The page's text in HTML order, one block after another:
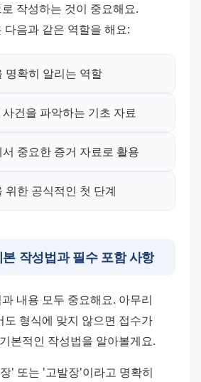
작성하는 것이 중요해요.
다음과 같은 역할을 해요:
명확히 알리는 역할
건을 파악하는 기초 자료
중요한 증거 자료로 활용
위한 공식적인 첫 단계
작성법과 필수 포함 사항
내용 모두 중요해요. 아무리
도 형식에 맞지 않으면 접수가
본적인 작성법을 알아볼게요.
' 또는 '고발장'이라고 명확히